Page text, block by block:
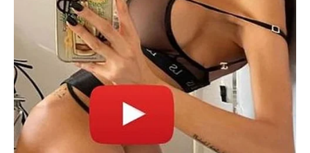
Ljubav
Ako ste u vezi, dolazi otvoren razgovor koji rešava
dileme. Odnos postaje iskreniji i stabilniji.
Ako ste slobodni, dolazi osoba koja deli vaše snove i
pogled na svet. Ovo je veza koja donosi radost, a ne